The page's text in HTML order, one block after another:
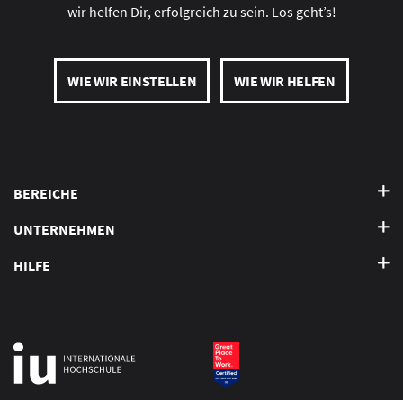
wir helfen Dir, erfolgreich zu sein. Los geht’s!
WIE WIR EINSTELLEN WIE WIR HELFEN
BEREICHE
UNTERNEHMEN
HILFE